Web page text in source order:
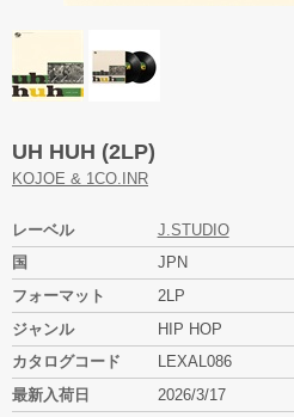
UH HUH (2LP)
KOJOE & 1CO.INR
レーベル
J.STUDIO
国
JPN
フォーマット
2LP
ジャンル
HIP HOP
カタログコード
LEXAL086
最新入荷日
2026/3/17